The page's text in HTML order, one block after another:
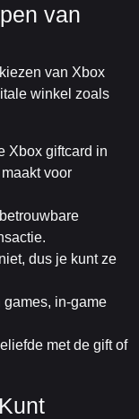
van
van Xbox
winkel zoals
Xbox giftcard in
voor
dus je kunt ze
games, in-game
met de gift of